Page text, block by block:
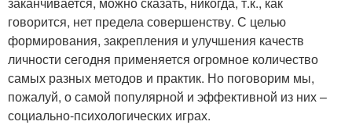
говорится, нет предела совершенству. С целью
формирования, закрепления и улучшения качеств
личности сегодня применяется огромное количество
самых разных методов и практик. Но поговорим мы,
пожалуй, о самой популярной и эффективной из них –
социально-психологических играх.